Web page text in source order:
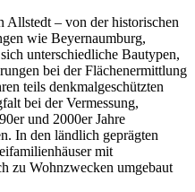
Allstedt – von der historischen
wie Beyernaumburg,
unterschiedliche Bautypen,
bei der Flächenermittlung
teils denkmalgeschützten
bei der Vermessung,
und 2000er Jahre
In den ländlich geprägten
mit
zu Wohnzwecken umgebaut